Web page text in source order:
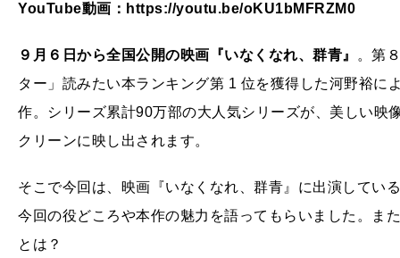
YouTube動画：https://youtu.be/oKU1bMFRZM0
９月６日から全国公開の映画『いなくなれ、群青』
。第
ター」読みたい本ランキング第 1 位を獲得した河野裕に
作。シリーズ累計90万部の大人気シリーズが、美しい映
クリーンに映し出されます。
そこで今回は、映画『いなくなれ、群青』に出演している
今回の役どころや本作の魅力を語ってもらいました。ま
とは？